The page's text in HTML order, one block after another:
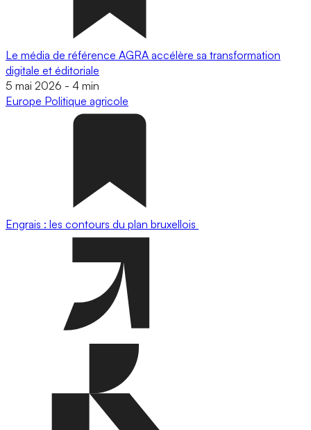
Le média de référence AGRA accélère sa transformation
digitale et éditoriale
5 mai 2026 - 4 min
Europe Politique agricole
Engrais : les contours du plan bruxellois